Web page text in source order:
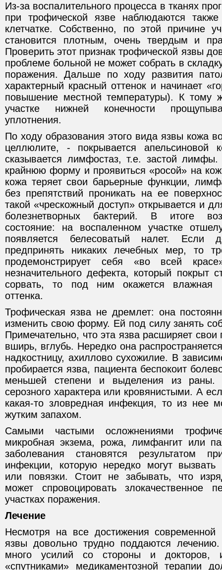
Из-за воспалительного процесса в тканях
при трофической язве наблюдаются
клетчатке. Собственно, по этой причине
становится плотным, очень твердым и
Проверить этот признак трофической язвы
проблеме больной не может собрать в
поражения. Дальше по ходу развития
характерный красный оттенок и начинает
повышение местной температуры). К тому
участке нижней конечности
уплотнения.
По ходу образования этого вида язвы кожа
целлюлите, - покрывается апельсиновой
сказывается лимфостаз, т.е. застой
крайнюю форму и проявиться «росой» на
кожа теряет свои барьерные функции,
без препятствий проникать на ее
такой «чрескожный доступ» открывается и
болезнетворных бактерий. В итоге
состояние: на воспаленном участке
появляется белесоватый налет.
предпринять никаких лечебных мер, то
продемонстрирует себя «во всей
незначительного дефекта, который покрыт
сорвать, то под ним окажется влажная
оттенка.
Трофическая язва не дремлет: она
изменить свою форму. Ей под силу занять
Примечательно, что эта язва расширяет
вширь, вглубь. Нередко она
надкостницу, ахиллово сухожилие. В
пробирается язва, пациента беспокоит
меньшей степени и выделения из раны.
серозного характера или кровянистыми. А
какая-то зловредная инфекция, то из нее
жутким запахом.
Самыми частыми осложнениями
микробная экзема, рожа, лимфангит или
заболевания становятся результатом
инфекции, которую нередко могут вызвать
или повязки. Стоит не забывать, что
может спровоцировать злокачественное
участках поражения.
Лечение
Несмотря на все достижения современной
язвы довольно трудно поддаются
много усилий со стороны и докторов,
«спутниками» медикаментозной терапии